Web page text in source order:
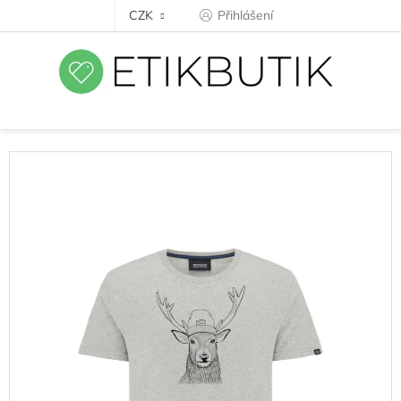
CZK Přihlášení